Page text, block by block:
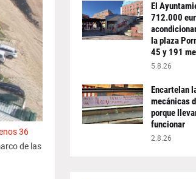
36
de las
El
712.000
la plaza
45 y 191
5.8.26
Encartelan
mecánicas
porque
funcionar
2.8.26